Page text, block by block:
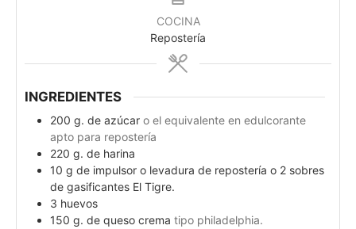
COCINA
Repostería
INGREDIENTES
200 g. de azúcar o el equivalente en edulcorante
apto para repostería
220 g. de harina
10 g de impulsor o levadura de repostería o 2 sobres
de gasificantes El Tigre.
3 huevos
150 g. de queso crema tipo philadelphia.